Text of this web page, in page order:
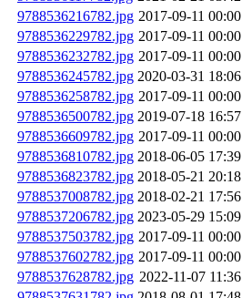
9788536216782.jpg 2017-09-11 00:00
9788536229782.jpg 2017-09-11 00:00
9788536232782.jpg 2017-09-11 00:00
9788536245782.jpg 2020-03-31 18:06
9788536258782.jpg 2017-09-11 00:00
9788536500782.jpg 2019-07-18 16:57
9788536609782.jpg 2017-09-11 00:00
9788536810782.jpg 2018-06-05 17:39
9788536823782.jpg 2018-05-21 20:18
9788537008782.jpg 2018-02-21 17:56
9788537206782.jpg 2023-05-29 15:09
9788537503782.jpg 2017-09-11 00:00
9788537602782.jpg 2017-09-11 00:00
9788537628782.jpg 2022-11-07 11:36